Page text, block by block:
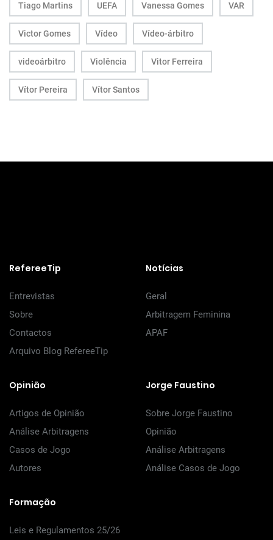
Tiago Martins UEFA Vanessa Gomes VAR
Victor Gomes Vídeo Vídeo-árbitro
videoárbitro Violência Vitor Ferreira
Vítor Pereira Vítor Santos
RefereeTip
Entrevistas
Sobre
Contactos
Arquivo Blog RefereeTip
Notícias
Geral
Arbitragem Feminina
APAF
Opinião
Artigos de Opinião
Análise Arbitragens
Casos de Jogo
Autores
Jorge Faustino
Sobre Jorge Faustino
Opinião
Análise Arbitragens
Análise Casos de Jogo
Formação
Leis e Regulamentos 25/26